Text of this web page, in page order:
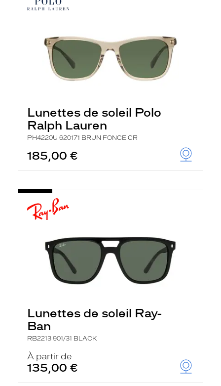
Lunettes de soleil Polo
Ralph Lauren
PH4220U 620171 BRUN FONCE CR
185,00 €
Lunettes de soleil Ray-
Ban
RB2213 901/31 BLACK
À partir de
135,00 €